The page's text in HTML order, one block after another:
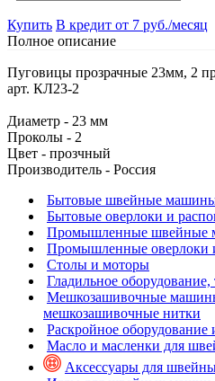
Купить В кредит от 7 руб./месяц
Полное описание
Пуговицы прозрачные 23мм, 2
арт. КЛ23-2
Диаметр - 23 мм
Проколы - 2
Цвет - прозчный
Производитель - Россия
Бытовые швейные
Бытовые оверлоки и
Промышленные швейные
Промышленные оверлоки
Столы и моторы
Гладильное
Мешкозашивочные
мешкозашивочные нитки
Раскройное оборудование
Масло и масленки для
Аксессуары для